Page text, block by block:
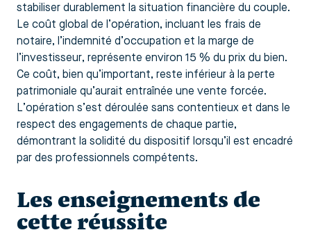
stabiliser durablement la situation financière du couple.
Le coût global de l’opération, incluant les frais de
notaire, l’indemnité d’occupation et la marge de
l’investisseur, représente environ 15 % du prix du bien.
Ce coût, bien qu’important, reste inférieur à la perte
patrimoniale qu’aurait entraînée une vente forcée.
L’opération s’est déroulée sans contentieux et dans le
respect des engagements de chaque partie,
démontrant la solidité du dispositif lorsqu’il est encadré
par des professionnels compétents.
Les enseignements de
cette réussite